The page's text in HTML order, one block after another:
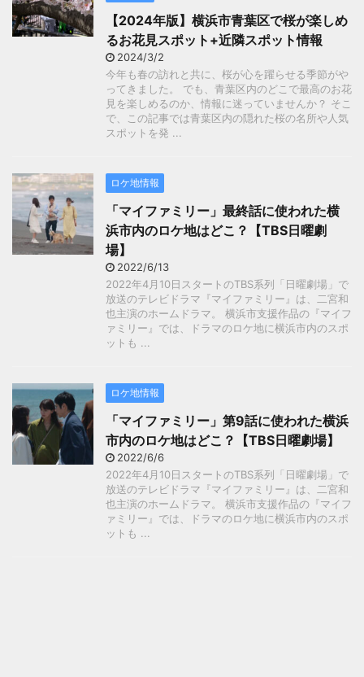
【2024年版】横浜市青葉区で桜が楽しめ
るお花見スポット+近隣スポット情報
2024/3/2
今年も春の訪れと共に、桜が心を躍らせる季節がや
ってきました。 でも、青葉区内のどこで最高のお花
見を楽しめるのか、情報に迷っていませんか？ そこ
で、この記事では青葉区内の隠れた桜の名所や人気
スポットを発 ...
ロケ地情報
「マイファミリー」最終話に使われた横
浜市内のロケ地はどこ？【TBS日曜劇
場】
2022/6/13
2022年4月10日スタートのTBS系列「日曜劇場」で
放送のテレビドラマ『マイファミリー』は、二宮和
也主演のホームドラマ。 横浜市支援作品の『マイフ
ァミリー』では、ドラマのロケ地に横浜市内のスポ
ットも ...
ロケ地情報
「マイファミリー」第9話に使われた横浜
市内のロケ地はどこ？【TBS日曜劇場】
2022/6/6
2022年4月10日スタートのTBS系列「日曜劇場」で
放送のテレビドラマ『マイファミリー』は、二宮和
也主演のホームドラマ。 横浜市支援作品の『マイフ
ァミリー』では、ドラマのロケ地に横浜市内のスポ
ットも ...